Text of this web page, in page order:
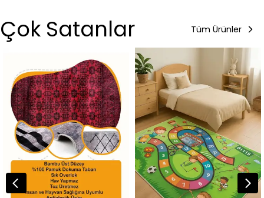
Çok Satanlar Tüm Ürünler